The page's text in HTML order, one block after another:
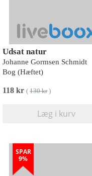
Udsat natur
Johanne Gormsen Schmidt
Bog (Hæftet)
118 kr ( 130 kr)
Læg i kurv
SPAR
9%